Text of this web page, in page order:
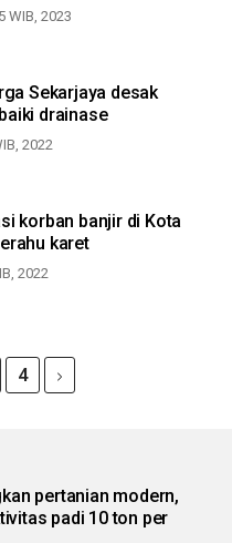
WIB, 2023
Sekarjaya desak
drainase
2022
korban banjir di Kota
karet
2022
4
pertanian modern,
padi 10 ton per